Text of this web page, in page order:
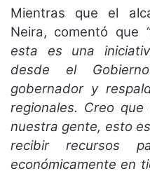
Mientras que el
Neira, comentó que
esta es una
desde el
gobernador y
regionales. Creo
nuestra gente, esto
recibir recursos
económicamente en